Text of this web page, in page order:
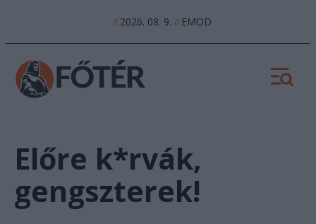
//2026. 08. 9. //EMOD
Előre k*rvák,
gengszterek!